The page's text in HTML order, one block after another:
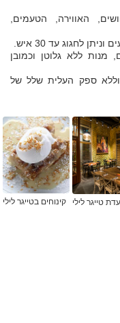
האווירה, הטעמים,
לחגוג עד 30 איש.
מנות ללא גלוטן וכמובן
וללא ספק העלית שלל של
טייגר לילי קינוחים בטייגר לילי